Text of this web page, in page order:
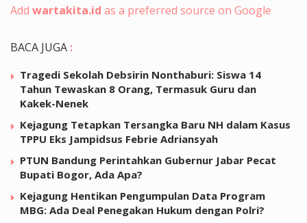
Add wartakita.id as a preferred source on Google
BACA JUGA :
Tragedi Sekolah Debsirin Nonthaburi: Siswa 14
Tahun Tewaskan 8 Orang, Termasuk Guru dan
Kakek-Nenek
Kejagung Tetapkan Tersangka Baru NH dalam Kasus
TPPU Eks Jampidsus Febrie Adriansyah
PTUN Bandung Perintahkan Gubernur Jabar Pecat
Bupati Bogor, Ada Apa?
Kejagung Hentikan Pengumpulan Data Program
MBG: Ada Deal Penegakan Hukum dengan Polri?